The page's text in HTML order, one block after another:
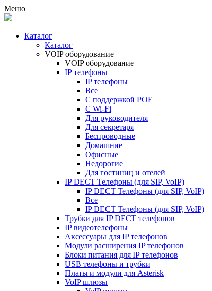
Меню
Каталог
Каталог
VOIP оборудование
VOIP оборудование
IP телефоны
IP телефоны
Все
С поддержкой POE
C Wi-Fi
Для руководителя
Для секретаря
Беспроводные
Домашние
Офисные
Недорогие
Для гостиниц и отелей
IP DECT Телефоны (для SIP, VoIP)
IP DECT Телефоны (для SIP, VoIP)
Все
IP DECT Телефоны (для SIP, VoIP)
Трубки для IP DECT телефонов
IP видеотелефоны
Аксессуары для IP телефонов
Модули расширения IP телефонов
Блоки питания для IP телефонов
USB телефоны и трубки
Платы и модули для Asterisk
VoIP шлюзы